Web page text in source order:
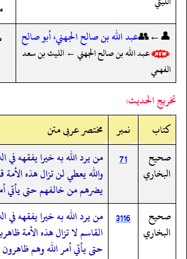
👤←👥عبد الله بن صالح الجهني، أبو صالح
عبد الله بن صالح الجهني ← الليث بن سعد
الفهمي
تخريج الحديث:
کتاب
نمبر
مختصر عربی متن
صحيح
البخاري
71
من يرد الله به خيرا يفقهه في
والله يعطي لن تزال هذه الأمة
يضرهم من خالفهم حتى يأتي
صحيح
البخاري
3116
من يرد الله به خيرا يفقهه في
القاسم لا تزال هذه الأمة
حتى يأتي أمر الله وهم ظاهرون